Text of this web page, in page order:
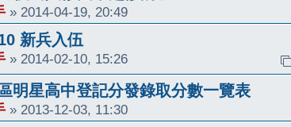
» 2014-04-19, 20:49
新兵入伍
» 2014-02-10, 15:26
明星高中登記分發錄取分數一覽表
» 2013-12-03, 11:30